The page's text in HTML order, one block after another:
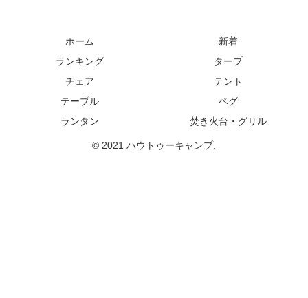
ホーム
新着
ランキング
タープ
チェア
テント
テーブル
ペグ
ランタン
焚き火台・グリル
© 2021 ハウトゥーキャンプ.